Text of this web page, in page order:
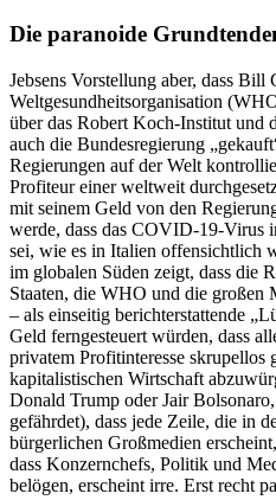
Die paranoide
Jebsens Vorstellung aber, dass Bill
Weltgesundheitsorganisation
über das Robert Koch-Institut und
auch die Bundesregierung
Regierungen auf der Welt
Profiteur einer weltweit
mit seinem Geld von den
werde, dass das COVID-19-Virus
sei, wie es in Italien offensichtlich
im globalen Süden zeigt, dass die
Staaten, die WHO und die großen
– als einseitig berichterstattende
Geld ferngesteuert würden, dass
privatem Profitinteresse skrupellos
kapitalistischen Wirtschaft
Donald Trump oder Jair
gefährdet), dass jede Zeile, die in
bürgerlichen Großmedien
dass Konzernchefs, Politik und
belögen, erscheint irre. Erst recht